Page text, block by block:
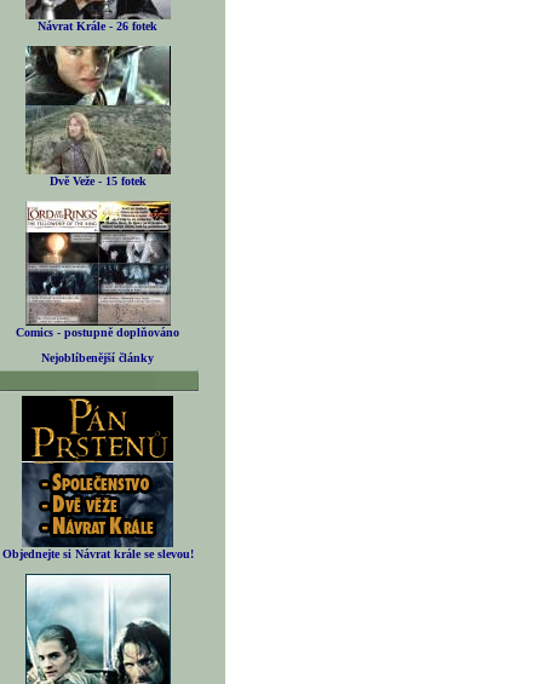
Návrat Krále - 26 fotek
Dvě Veže - 15 fotek
Comics - postupně doplňováno
Nejoblíbenější články
Objednejte si Návrat krále se slevou!